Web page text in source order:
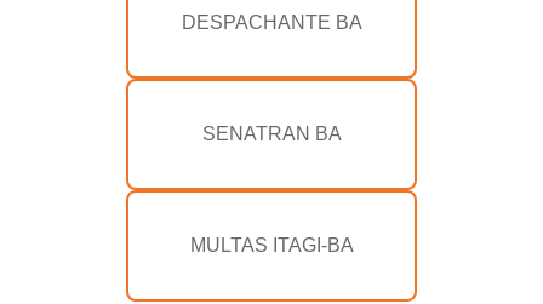
DESPACHANTE BA
SENATRAN BA
MULTAS ITAGI-BA